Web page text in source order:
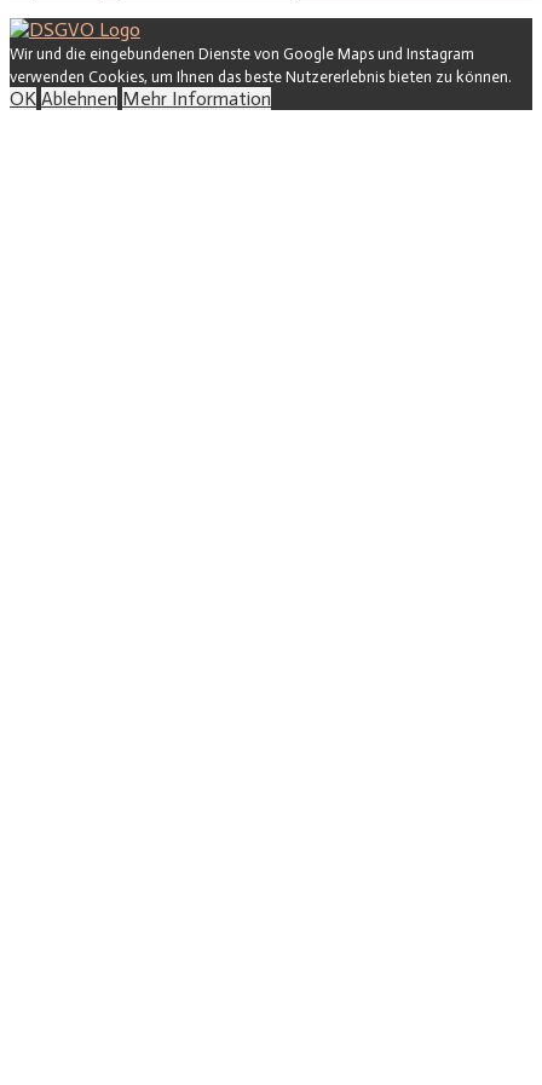
Wir und die eingebundenen Dienste von Google Maps und Instagram
verwenden Cookies, um Ihnen das beste Nutzererlebnis bieten zu können.
OK Ablehnen Mehr Information